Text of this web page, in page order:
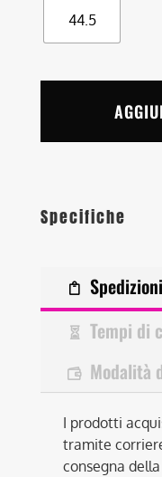
44.5
Specifiche
Spedizioni
Tempi di
Modalità
I prodotti
tramite
consegna